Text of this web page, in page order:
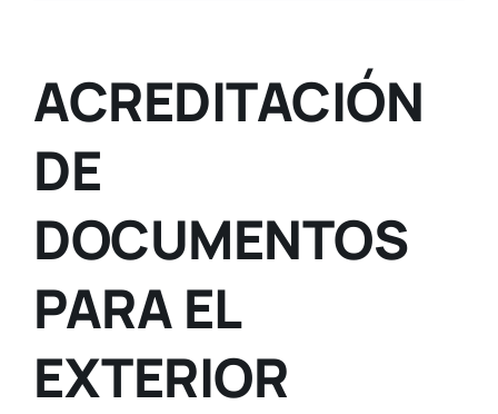
ACREDITACIÓN
DE
DOCUMENTOS
PARA EL
EXTERIOR